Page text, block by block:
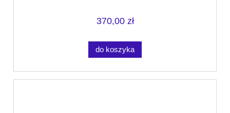
370,00 zł
do koszyka